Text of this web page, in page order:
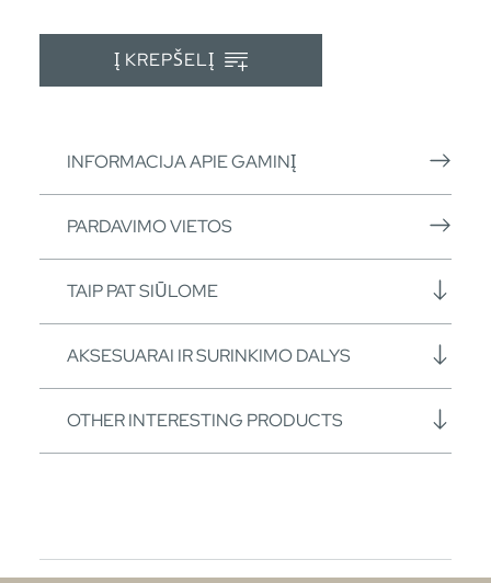
Į KREPŠELĮ
INFORMACIJA APIE GAMINĮ
PARDAVIMO VIETOS
TAIP PAT SIŪLOME
AKSESUARAI IR SURINKIMO DALYS
OTHER INTERESTING PRODUCTS